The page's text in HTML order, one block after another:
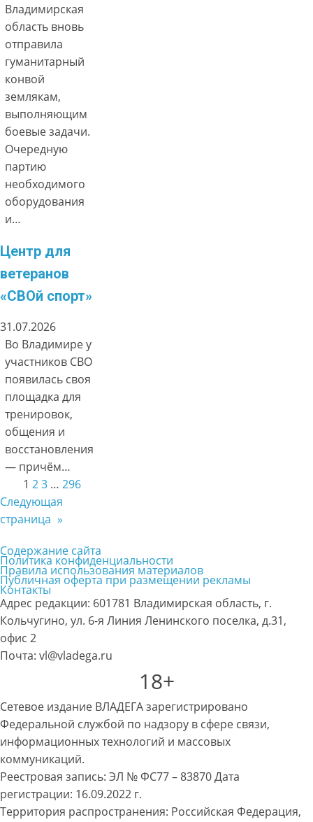
Владимирская
область вновь
отправила
гуманитарный
конвой
землякам,
выполняющим
боевые задачи.
Очередную
партию
необходимого
оборудования
и…
Центр для
ветеранов
«СВОй спорт»
31.07.2026
Во Владимире у
участников СВО
появилась своя
площадка для
тренировок,
общения и
восстановления
— причём…
1 23 … 296
Следующая
страница »
Содержание сайта
Политика конфиденциальности
Правила использования материалов
Публичная оферта при размещении рекламы
Контакты
Адрес редакции: 601781 Владимирская область, г.
Кольчугино, ул. 6-я Линия Ленинского поселка, д.31,
офис 2
Почта: vl@vladega.ru
18+
Сетевое издание ВЛАДЕГА зарегистрировано
Федеральной службой по надзору в сфере связи,
информационных технологий и массовых
коммуникаций.
Реестровая запись: ЭЛ № ФС77 – 83870 Дата
регистрации: 16.09.2022 г.
Территория распространения: Российская Федерация,